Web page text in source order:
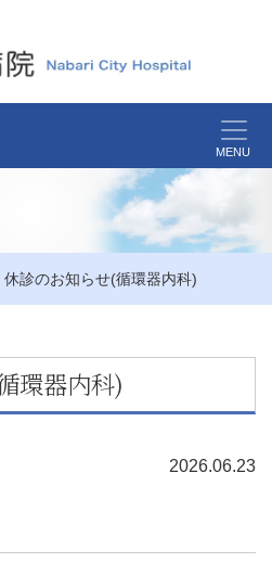
MENU
休診のお知らせ(循環器内科)
環器内科)
2026.06.23